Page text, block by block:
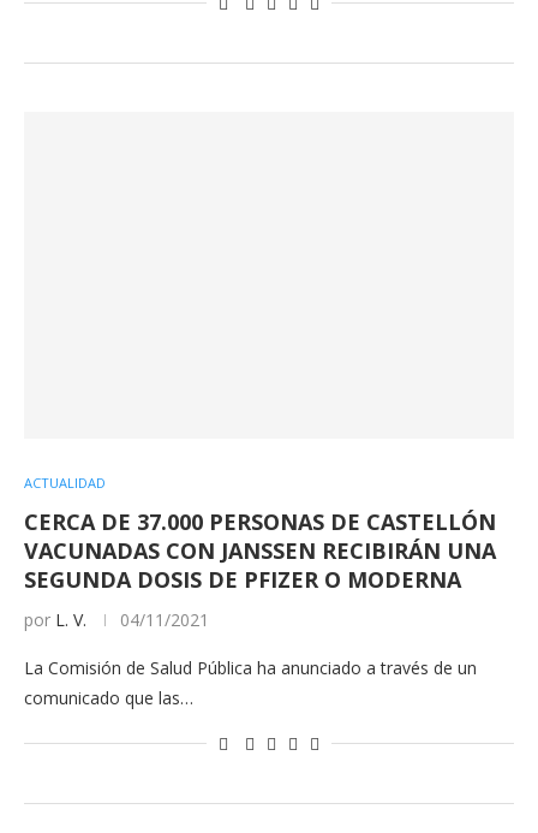
ACTUALIDAD
CERCA DE 37.000 PERSONAS DE CASTELLÓN
VACUNADAS CON JANSSEN RECIBIRÁN UNA
SEGUNDA DOSIS DE PFIZER O MODERNA
por L. V. 04/11/2021
La Comisión de Salud Pública ha anunciado a través de un
comunicado que las…